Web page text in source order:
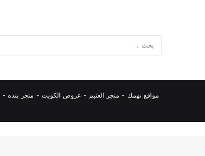
مواقع تهمك - متجر العثيم - عروض الكويت - متجر بنده -